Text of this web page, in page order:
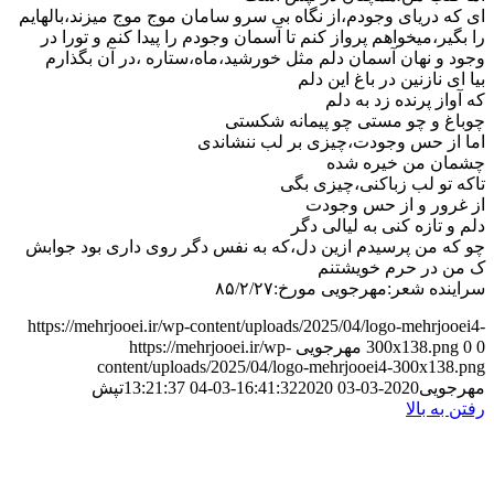
ای که دریای وجودم،از نگاه بی سرو سامان موج موج میزند،بالهایم
را بگیر،میخواهم پرواز کنم تا آسمان وجودم را پیدا کنم و تورا در
وجود و نهان آسمان دلم مثل خورشید،ماه،ستاره ،در آن بگذارم
بیا ای نازنین در باغ این دلم
که آواز پرنده زد به دلم
چوباغ و چو مستی چو پیمانه شکستی
اما از حس وجودت،چیزی بر لب ننشاندی
چشمان من خیره شده
تاکه تو لب زباکنی،چیزی بگی
از غرور و از حس وجودت
دلم و تازه کنی به لیالی دگر
چو که من پرسیدم ازین دل،که به نفس دگر روی داری بود جوابش
ک من در حرم خویشتنم
سراینده شعر:مهرجویی مورخ:۸۵/۲/۲۷
https://mehrjooei.ir/wp-content/uploads/2025/04/logo-mehrjooei4-
300x138.png 0 0 مهرجویی https://mehrjooei.ir/wp-
content/uploads/2025/04/logo-mehrjooei4-300x138.png
مهرجویی2020-03-03 16:41:32
2020-03-04 13:21:37
تپش
رفتن به بالا